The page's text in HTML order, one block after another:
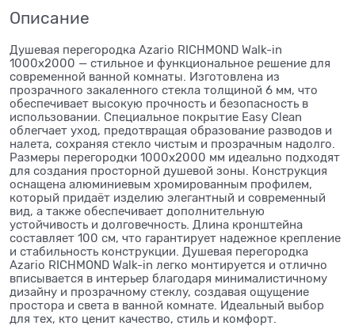
Описание
Душевая перегородка Azario RICHMOND Walk-in
1000х2000 — стильное и функциональное решение для
современной ванной комнаты. Изготовлена из
прозрачного закаленного стекла толщиной 6 мм, что
обеспечивает высокую прочность и безопасность в
использовании. Специальное покрытие Easy Clean
облегчает уход, предотвращая образование разводов и
налета, сохраняя стекло чистым и прозрачным надолго.
Размеры перегородки 1000х2000 мм идеально подходят
для создания просторной душевой зоны. Конструкция
оснащена алюминиевым хромированным профилем,
который придаёт изделию элегантный и современный
вид, а также обеспечивает дополнительную
устойчивость и долговечность. Длина кронштейна
составляет 100 см, что гарантирует надежное крепление
и стабильность конструкции. Душевая перегородка
Azario RICHMOND Walk-in легко монтируется и отлично
вписывается в интерьер благодаря минималистичному
дизайну и прозрачному стеклу, создавая ощущение
простора и света в ванной комнате. Идеальный выбор
для тех, кто ценит качество, стиль и комфорт.